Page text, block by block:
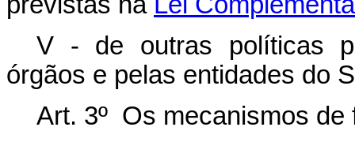
V - de outras políticas
órgãos e pelas entidades do
Art. 3º Os mecanismos de